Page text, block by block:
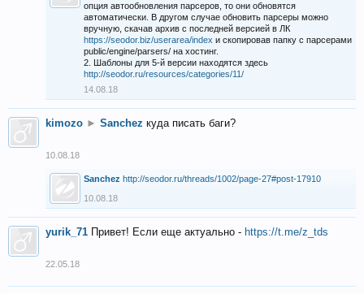
опция автообновления парсеров, то они обновятся
автоматически. В другом случае обновить парсеры можно
вручную, скачав архив с последней версией в ЛК
https://seodor.biz/userarea/index и скопировав папку с парсерами
public/engine/parsers/ на хостинг.
2. Шаблоны для 5-й версии находятся здесь
http://seodor.ru/resources/categories/11/
14.08.18
kimozo ► Sanchez куда писать баги?
10.08.18
Sanchez http://seodor.ru/threads/1002/page-27#post-17910
10.08.18
yurik_71 Привет! Если еще актуально - https://t.me/z_tds
22.05.18